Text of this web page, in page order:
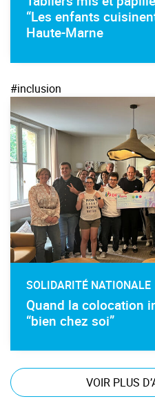
“Les enfants
Haute-Marne
#inclusion
SOLIDARITÉ NATIONALE
Quand la colocation
“bien chez soi”
VOIR PLUS